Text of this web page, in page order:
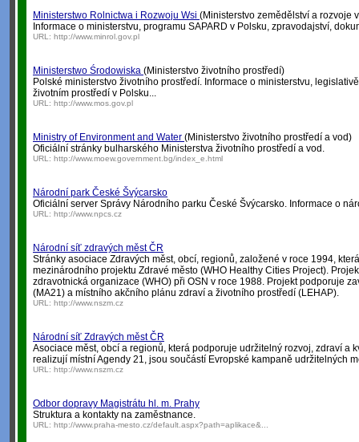
Ministerstwo Rolnictwa i Rozwoju Wsi (Ministerstvo zemědělství a rozvoje
Informace o ministerstvu, programu SAPARD v Polsku, zpravodajství,
URL: http://www.minrol.gov.pl
Ministerstwo Środowiska (Ministerstvo životního prostředí)
Polské ministerstvo životního prostředí. Informace o ministerstvu,
životním prostředí v Polsku...
URL: http://www.mos.gov.pl
Ministry of Environment and Water (Ministerstvo životního prostředí a vod)
Oficiální stránky bulharského Ministerstva životního prostředí a vod.
URL: http://www.moew.government.bg/index_e.html
Národní park České Švýcarsko
Oficiální server Správy Národního parku České Švýcarsko. Informace o
URL: http://www.npcs.cz
Národní síť zdravých měst ČR
Stránky asociace Zdravých měst, obcí, regionů, založené v roce 1994,
mezinárodního projektu Zdravé město (WHO Healthy Cities Project).
zdravotnická organizace (WHO) při OSN v roce 1988. Projekt podporuje
(MA21) a místního akčního plánu zdraví a životního prostředí (LEHAP).
URL: http://www.nszm.cz
Národní síť Zdravých měst ČR
Asociace měst, obcí a regionů, která podporuje udržitelný rozvoj, zdraví a
realizují místní Agendy 21, jsou součástí Evropské kampaně udržitelných
URL: http://www.nszm.cz
Odbor dopravy Magistrátu hl. m. Prahy
Struktura a kontakty na zaměstnance.
URL: http://www.praha-mesto.cz/default.aspx?path=aplikace&...